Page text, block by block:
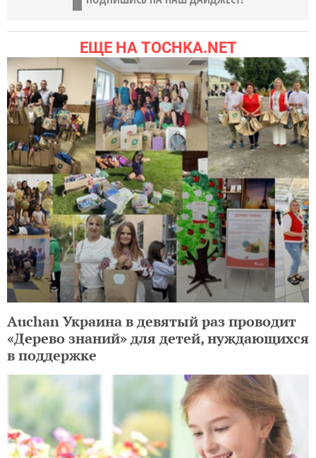
ЕЩЕ НА TOCHKA.NET
Auchan Украина в девятый раз проводит
«Дерево знаний» для детей, нуждающихся
в поддержке